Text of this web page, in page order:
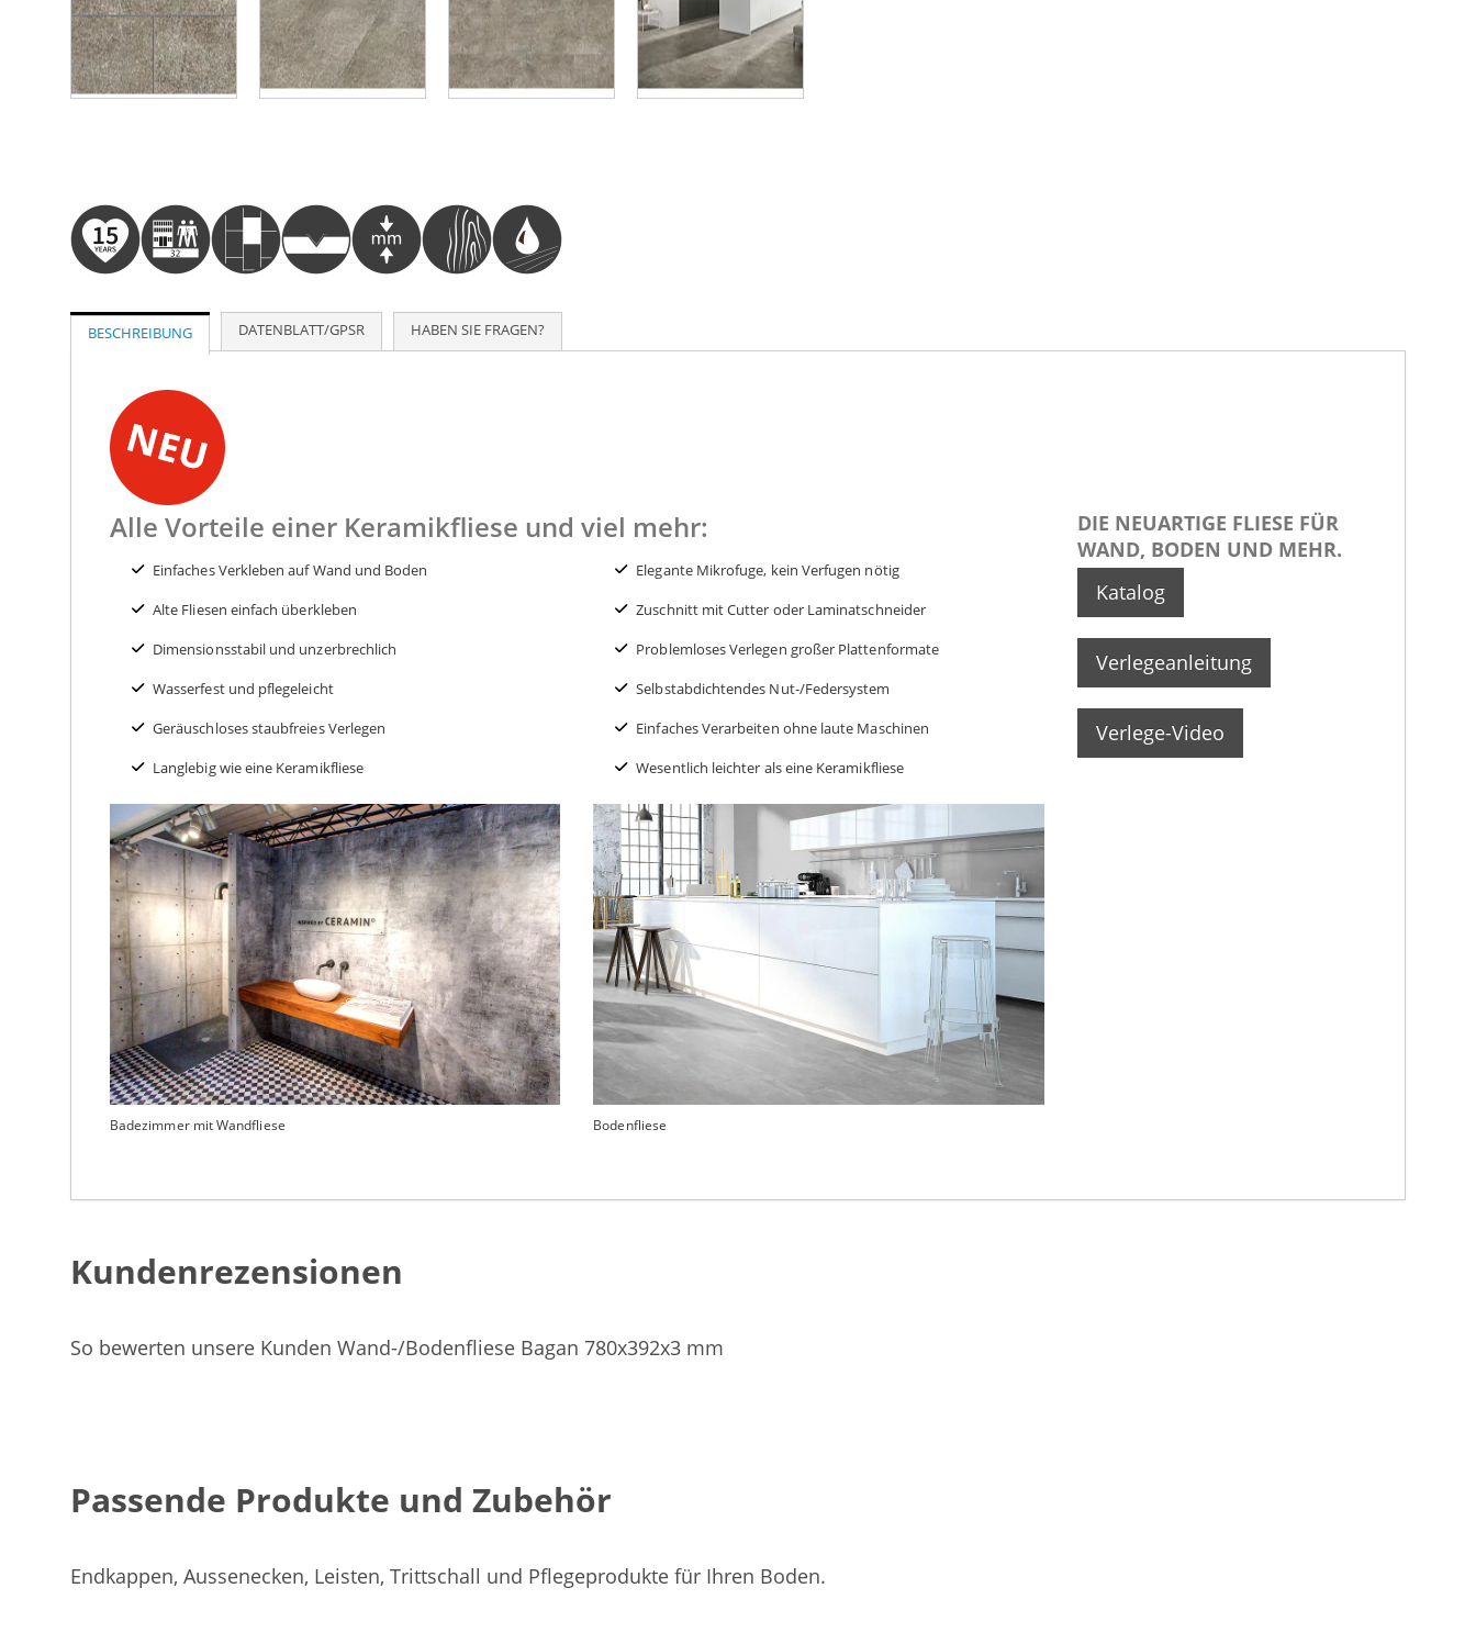
springen
BESCHREIBUNG
Alle Vorteile einer Keramikfliese und viel mehr:
Einfaches Verkleben auf Wand und Boden
Alte Fliesen einfach überkleben
Dimensionsstabil und unzerbrechlich
Wasserfest und pflegeleicht
Geräuschloses staubfreies Verlegen
Langlebig wie eine Keramikfliese
Elegante Mikrofuge, kein Verfugen nötig
Zuschnitt mit Cutter oder Laminatschneider
Problemloses Verlegen großer Plattenformate
Selbstabdichtendes Nut-/Federsystem
Einfaches Verarbeiten ohne laute Maschinen
Wesentlich leichter als eine Keramikfliese
Badezimmer mit Wandfliese Bodenfliese
DIE NEUARTIGE FLIESE FÜR
WAND, BODEN UND MEHR.
Katalog
Verlegeanleitung
Verlege-Video
DATENBLATT/GPSR HABEN SIE FRAGEN?
Kundenrezensionen
So bewerten unsere Kunden Wand-/Bodenfliese Bagan 780x392x3 mm
Passende Produkte und Zubehör
Endkappen, Aussenecken, Leisten, Trittschall und Pflegeprodukte für Ihren Boden.